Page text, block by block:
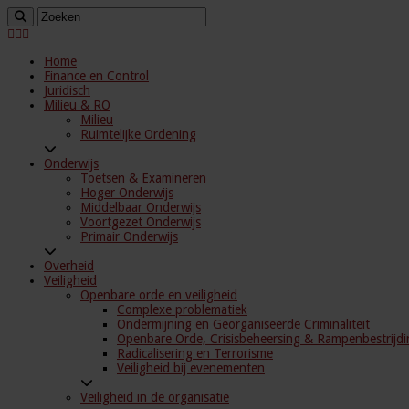
Home
Finance en Control
Juridisch
Milieu & RO
Milieu
Ruimtelijke Ordening
Onderwijs
Toetsen & Examineren
Hoger Onderwijs
Middelbaar Onderwijs
Voortgezet Onderwijs
Primair Onderwijs
Overheid
Veiligheid
Openbare orde en veiligheid
Complexe problematiek
Ondermijning en Georganiseerde Criminaliteit
Openbare Orde, Crisisbeheersing &
Radicalisering en Terrorisme
Veiligheid bij evenementen
Veiligheid in de organisatie